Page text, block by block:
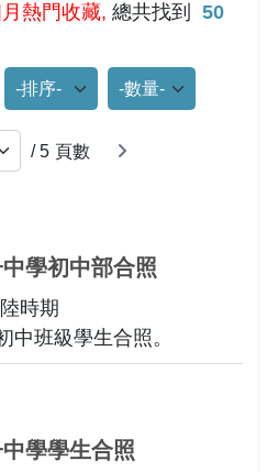
熱門收藏, 總共找到
50
排列 每頁筆數
/ 5 頁數 下一頁
學初中部合照
時期
中班級學生合照。
學學生合照